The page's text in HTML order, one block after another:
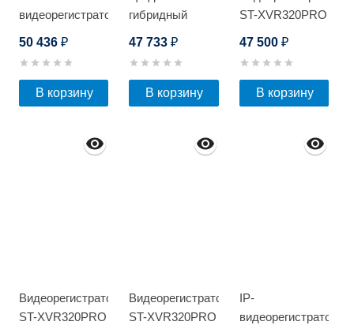
видеорегистратор
50 436 ₽
В корзину
гибридный
47 733₽
В корзину
ST-XVR320PRO
47 500 ₽
В корзину
Видеорегистратор
ST-XVR320PRO
Видеорегистратор
ST-XVR320PRO
IP-
видеорегистратор